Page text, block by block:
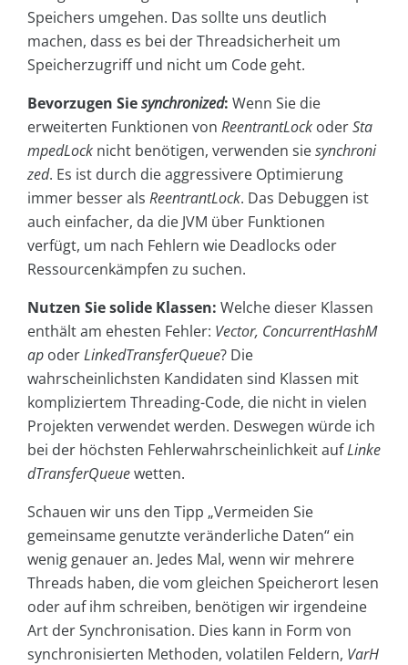
Speichers umgehen. Das sollte uns deutlich
machen, dass es bei der Threadsicherheit um
Speicherzugriff und nicht um Code geht.
Bevorzugen Siesynchronized: Wenn Sie die
erweiterten Funktionen von ReentrantLock oderSta
mpedLock nicht benötigen, verwenden siesynchroni
zed. Es ist durch die aggressivere Optimierung
immer besser als ReentrantLock. Das Debuggen ist
auch einfacher, da die JVM über Funktionen
verfügt, um nach Fehlern wie Deadlocks oder
Ressourcenkämpfen zu suchen.
Nutzen Sie solide Klassen: Welche dieser Klassen
enthält am ehesten Fehler: Vector, ConcurrentHashM
ap oderLinkedTransferQueue? Die
wahrscheinlichsten Kandidaten sind Klassen mit
kompliziertem Threading-Code, die nicht in vielen
Projekten verwendet werden. Deswegen würde ich
bei der höchsten Fehlerwahrscheinlichkeit aufLinke
dTransferQueuewetten.
Schauen wir uns den Tipp „Vermeiden Sie
gemeinsame genutzte veränderliche Daten“ ein
wenig genauer an. Jedes Mal, wenn wir mehrere
Threads haben, die vom gleichen Speicherort lesen
oder auf ihm schreiben, benötigen wir irgendeine
Art der Synchronisation. Dies kann in Form von
synchronisierten Methoden, volatilen Feldern, VarH